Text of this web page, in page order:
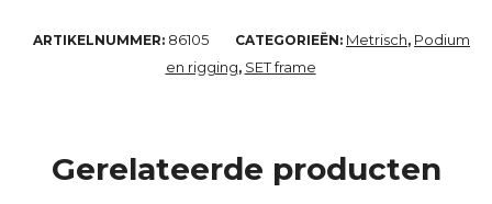
ARTIKELNUMMER: 86105 CATEGORIEËN: Metrisch, Podium
en rigging, SET frame
Gerelateerde producten